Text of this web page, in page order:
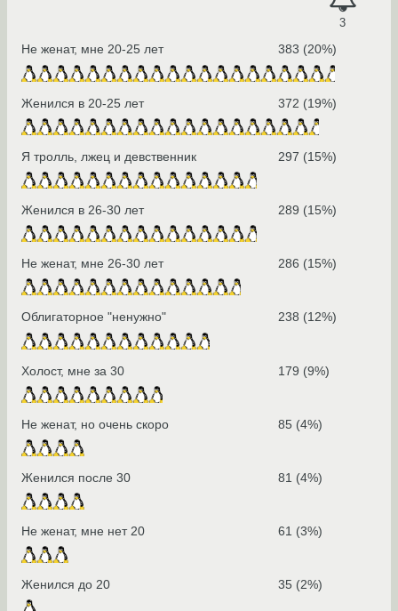
3
Не женат, мне 20-25 лет 383 (20%)
Женился в 20-25 лет 372 (19%)
Я тролль, лжец и девственник 297 (15%)
Женился в 26-30 лет 289 (15%)
Не женат, мне 26-30 лет 286 (15%)
Облигаторное "ненужно" 238 (12%)
Холост, мне за 30 179 (9%)
Не женат, но очень скоро 85 (4%)
Женился после 30 81 (4%)
Не женат, мне нет 20 61 (3%)
Женился до 20 35 (2%)